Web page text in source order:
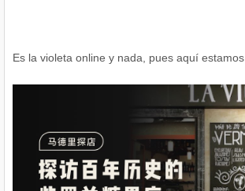
Es la violeta online y nada, pues aquí estamos.